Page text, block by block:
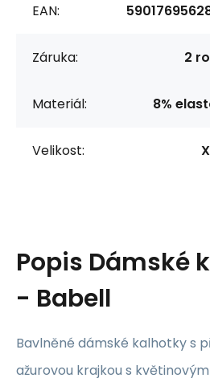
EAN:
Záruka: 2
Materiál: 8%
Velikost:
Popis Dámské
- Babell
Bavlněné dámské kalhotky s
ažurovou krajkou s